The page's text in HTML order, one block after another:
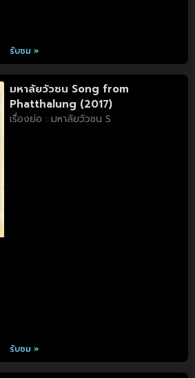
รับชม »
มหาลัยวัวชน Song from
Phatthalung (2017)
เรื่องย่อ : มหาลัยวัวชน S
รับชม »